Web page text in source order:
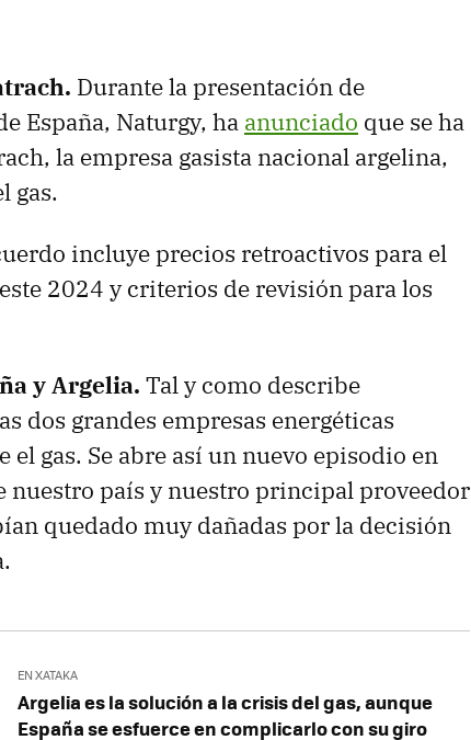
Durante la presentación de
España, Naturgy, ha anunciado que se ha
la empresa gasista nacional argelina,
gas.
incluye precios retroactivos para el
2024 y criterios de revisión para los
y Argelia. Tal y como describe
dos grandes empresas energéticas
el gas. Se abre así un nuevo episodio en
nuestro país y nuestro principal proveedor
quedado muy dañadas por la decisión
EN XATAKA
Argelia es la solución a la crisis del gas, aunque
España se esfuerce en complicarlo con su giro